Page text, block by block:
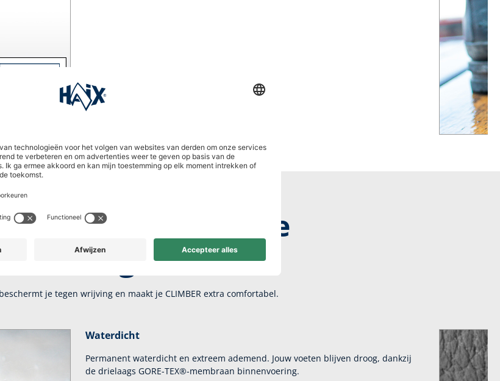
voor zware
werkdagen
je tegen wrijving en maakt je CLIMBER extra comfortabel.
Waterdicht
Permanent waterdicht en extreem ademend. Jouw voeten blijven droog, dankzij
de drielaags GORE-TEX®-membraan binnenvoering.